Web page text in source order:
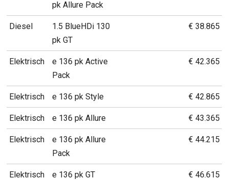
pk Allure Pack
Diesel
1.5 BlueHDi 130
pk GT
€ 38.865
Elektrisch
e 136 pk Active
Pack
€ 42.365
Elektrisch e 136 pk Style € 42.865
Elektrisch e 136 pk Allure € 43.365
Elektrisch
e 136 pk Allure
Pack
€ 44.215
Elektrisch e 136 pk GT € 46.615